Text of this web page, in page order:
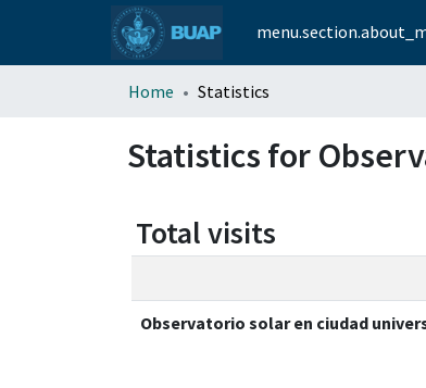
Home Statistics
Statistics for
Total visits
Observatorio solar en ciudad